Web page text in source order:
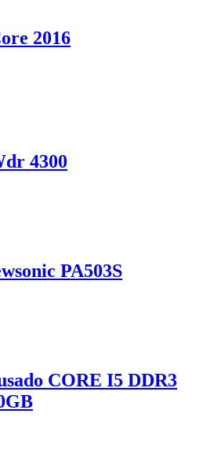
2016
4300
PA503S
CORE I5 DDR3